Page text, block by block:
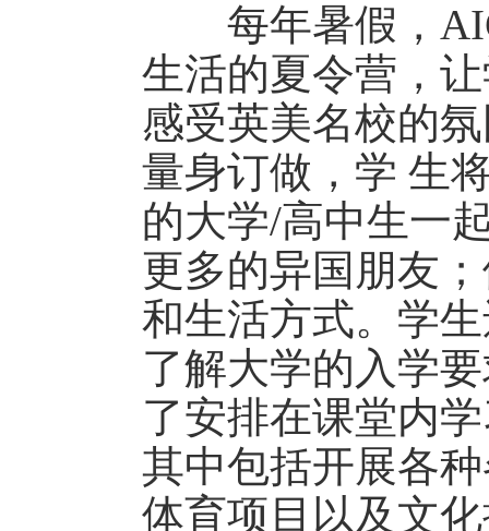
每年暑假，AIC
生活的夏令营，
感受英美名校的
量身订做，学 生
的大学/高中生一
更多的异国朋友
和生活方式。学
了解大学的入学
了安排在课堂内
其中包括开展各
体育项目以及文